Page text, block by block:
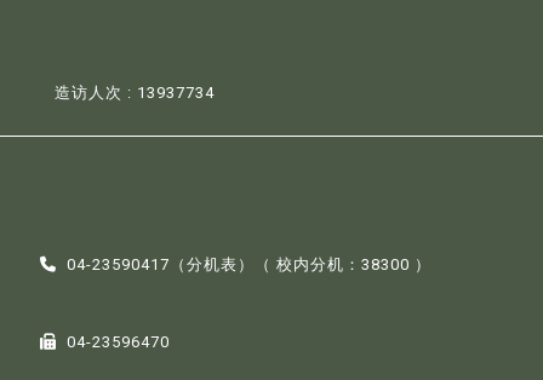
造访人次 : 13937734
04-23590417（分机表 ）（ 校内分机：38300 ）
04-23596470